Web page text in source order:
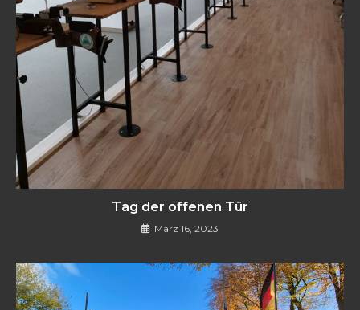
Tag der offenen Tür
März 16, 2023